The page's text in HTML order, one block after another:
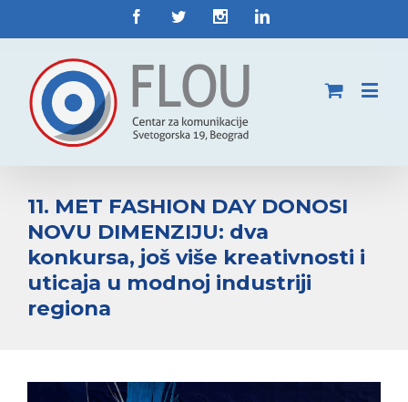
11. MET FASHION DAY DONOSI
NOVU DIMENZIJU: dva
konkursa, još više kreativnosti i
uticaja u modnoj industriji
regiona